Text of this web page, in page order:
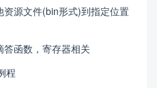
源文件(bin形式)到指定位置
函数，寄存器相关
程